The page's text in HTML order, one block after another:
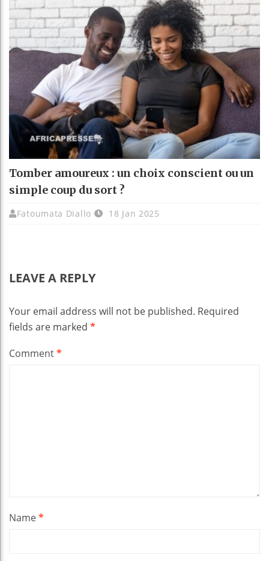
Tomber amoureux : un choix conscient ou un
simple coup du sort ?
Fatoumata Diallo 18 Jan 2025
LEAVE A REPLY
Your email address will not be published. Required
fields are marked *
Comment*
Name*